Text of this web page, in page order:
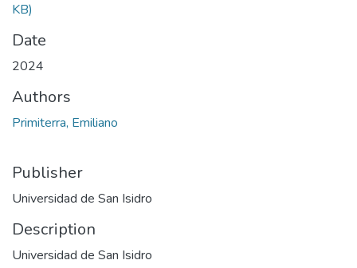
KB)
Date
2024
Authors
Primiterra, Emiliano
Publisher
Universidad de San Isidro
Description
Universidad de San Isidro